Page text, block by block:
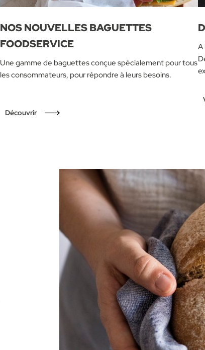
NOS NOUVELLES BAGUETTES
FOODSERVICE
Une gamme de baguettes conçue spécialement pour tous
les consommateurs, pour répondre à leurs besoins.
Découvrir
A